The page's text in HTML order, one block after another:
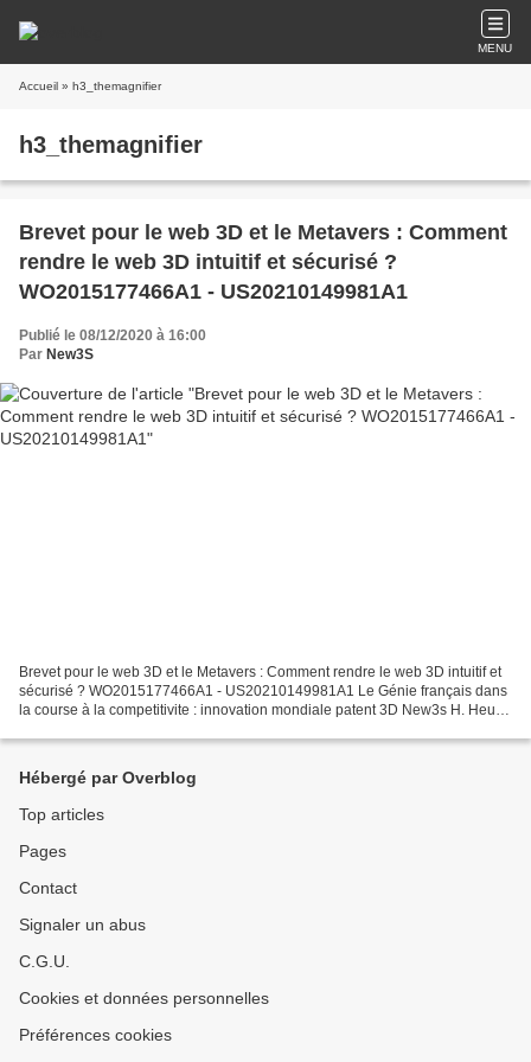
MENU
Accueil » h3_themagnifier
h3_themagnifier
Brevet pour le web 3D et le Metavers : Comment
rendre le web 3D intuitif et sécurisé ?
WO2015177466A1 - US20210149981A1
Publié le 08/12/2020 à 16:00
Par New3S
Brevet pour le web 3D et le Metavers : Comment rendre le web 3D intuitif et
sécurisé ? WO2015177466A1 - US20210149981A1 Le Génie français dans
la course à la competitivite : innovation mondiale patent 3D New3s H. Heully
Hébergé par Overblog
Top articles
Pages
Contact
Signaler un abus
C.G.U.
Cookies et données personnelles
Préférences cookies